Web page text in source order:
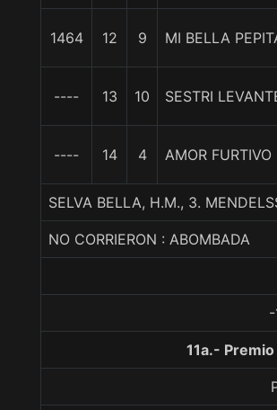
1464 12 9 MI BELLA
---- 13 10 SESTRI
---- 14 4 AMOR FURTIVO
SELVA BELLA, H.M., 3.
NO CORRIERON : ABOMBADA
11a.-